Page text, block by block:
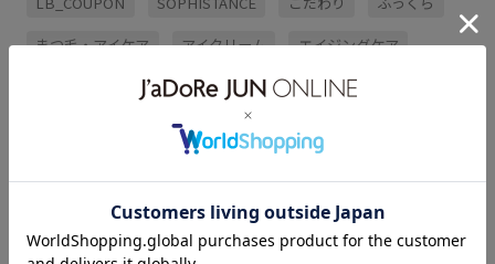
まつ毛・アイケア アイクリーム エイジングケア
コスメ スキンケア ナチュラル
ヨレにくい レチノール
もっと見る
まつ毛・アイケア